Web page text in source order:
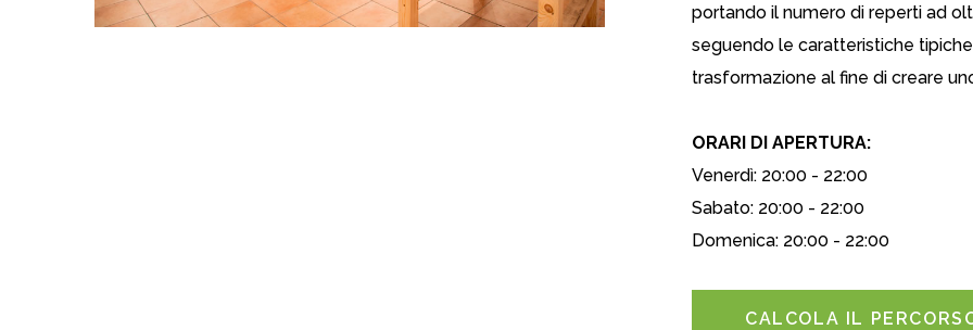
portando il numero di reperti ad
seguendo le caratteristiche
trasformazione al fine di creare
ORARI DI APERTURA:
Venerdì: 20:00 - 22:00
Sabato: 20:00 - 22:00
Domenica: 20:00 - 22:00
CALCOLA IL